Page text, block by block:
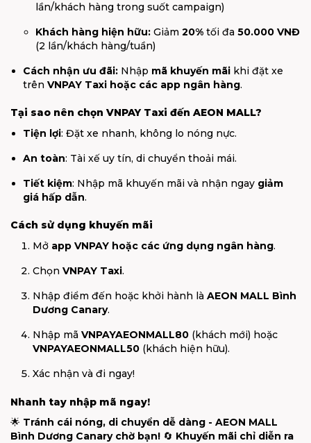
lần/khách hàng trong suốt campaign)
Khách hàng hiện hữu: Giảm 20% tối đa 50.000 VNĐ
(2 lần/khách hàng/tuần)
Cách nhận ưu đãi: Nhập mã khuyến mãi khi đặt xe
trên VNPAY Taxi hoặc các app ngân hàng.
Tại sao nên chọn VNPAY Taxi đến AEON MALL?
Tiện lợi: Đặt xe nhanh, không lo nóng nực.
An toàn: Tài xế uy tín, di chuyển thoải mái.
Tiết kiệm: Nhập mã khuyến mãi và nhận ngay giảm
giá hấp dẫn.
Cách sử dụng khuyến mãi
Mở app VNPAY hoặc các ứng dụng ngân hàng.
Chọn VNPAY Taxi.
Nhập điểm đến hoặc khởi hành là AEON MALL Bình
Dương Canary.
Nhập mã VNPAYAEONMALL80 (khách mới) hoặc
VNPAYAEONMALL50 (khách hiện hữu).
Xác nhận và đi ngay!
Nhanh tay nhập mã ngay!
🌟 Tránh cái nóng, di chuyển dễ dàng - AEON MALL
Bình Dương Canary chờ bạn! 🔄 Khuyến mãi chỉ diễn ra